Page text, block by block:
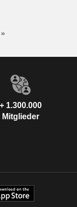
+ 1.300.000
Mitglieder